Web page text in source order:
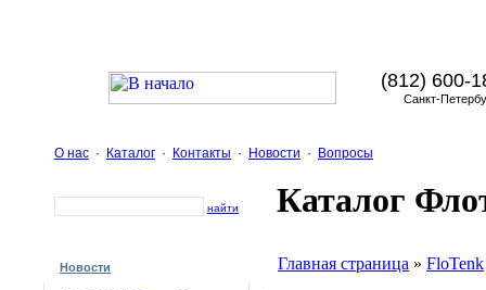
(812) 600-
Санкт-
О нас · Каталог · Контакты · Новости · Вопросы
найти Каталог
Новости Главная страница » FloTenk